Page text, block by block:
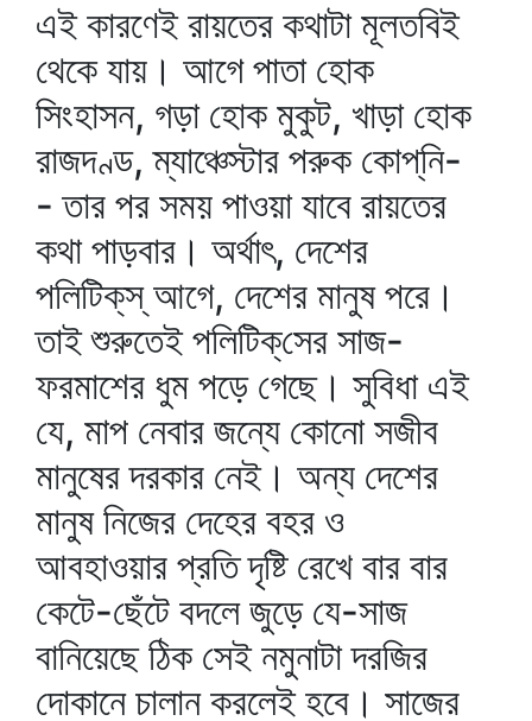
এই কারণেই রায়তের কথাটা মূলতবিই
থেকে যায়। আগে পাতা হোক
সিংহাসন, গড়া হোক মুকুট, খাড়া হোক
রাজদণ্ড, ম্যাঞ্চেস্টার পরুক কোপ্‌নি-
- তার পর সময় পাওয়া যাবে রায়তের
কথা পাড়বার। অর্থাৎ, দেশের
পলিটিক্‌স্‌ আগে, দেশের মানুষ পরে।
তাই শুরুতেই পলিটিক্‌সের সাজ-
ফরমাশের ধুম পড়ে গেছে। সুবিধা এই
যে, মাপ নেবার জন্যে কোনো সজীব
মানুষের দরকার নেই। অন্য দেশের
মানুষ নিজের দেহের বহর ও
আবহাওয়ার প্রতি দৃষ্টি রেখে বার বার
কেটে-ছেঁটে বদলে জুড়ে যে-সাজ
বানিয়েছে ঠিক সেই নমুনাটা দরজির
দোকানে চালান করলেই হবে। সাজের